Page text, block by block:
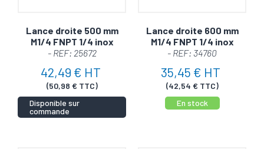
Lance droite 500 mm
M1/4 FNPT 1/4 inox
- REF: 25672
42,49 € HT
(50,98 € TTC)
Disponible sur
commande
Lance droite 600 mm
M1/4 FNPT 1/4 inox
- REF: 34760
35,45 € HT
(42,54 € TTC)
En stock